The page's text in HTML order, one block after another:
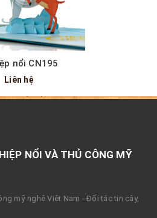
nổi CN195
Liên hệ
NỔI VÀ THỦ CÔNG MỸ
mỹ nghệ Việt Nam - Đối tác tin cậy,